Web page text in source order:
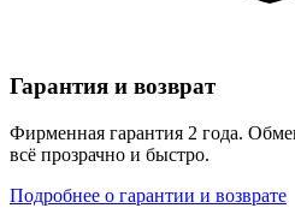
Гарантия и возврат
Фирменная гарантия 2 года.
всё прозрачно и быстро.
Подробнее о гарантии и возврате